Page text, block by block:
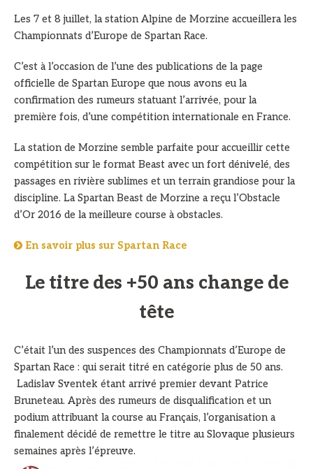
Les 7 et 8 juillet, la station Alpine de Morzine accueillera les
Championnats d’Europe de Spartan Race.
C’est à l’occasion de l’une des publications de la page
officielle de Spartan Europe que nous avons eu la
confirmation des rumeurs statuant l’arrivée, pour la
première fois, d’une compétition internationale en France.
La station de Morzine semble parfaite pour accueillir cette
compétition sur le format Beast avec un fort dénivelé, des
passages en rivière sublimes et un terrain grandiose pour la
discipline. La Spartan Beast de Morzine a reçu l’Obstacle
d’Or 2016 de la meilleure course à obstacles.
En savoir plus sur Spartan Race
Le titre des +50 ans change de
tête
C’était l’un des suspences des Championnats d’Europe de
Spartan Race : qui serait titré en catégorie plus de 50 ans.
Ladislav Sventek étant arrivé premier devant Patrice
Bruneteau. Après des rumeurs de disqualification et un
podium attribuant la course au Français, l’organisation a
finalement décidé de remettre le titre au Slovaque plusieurs
semaines après l’épreuve.